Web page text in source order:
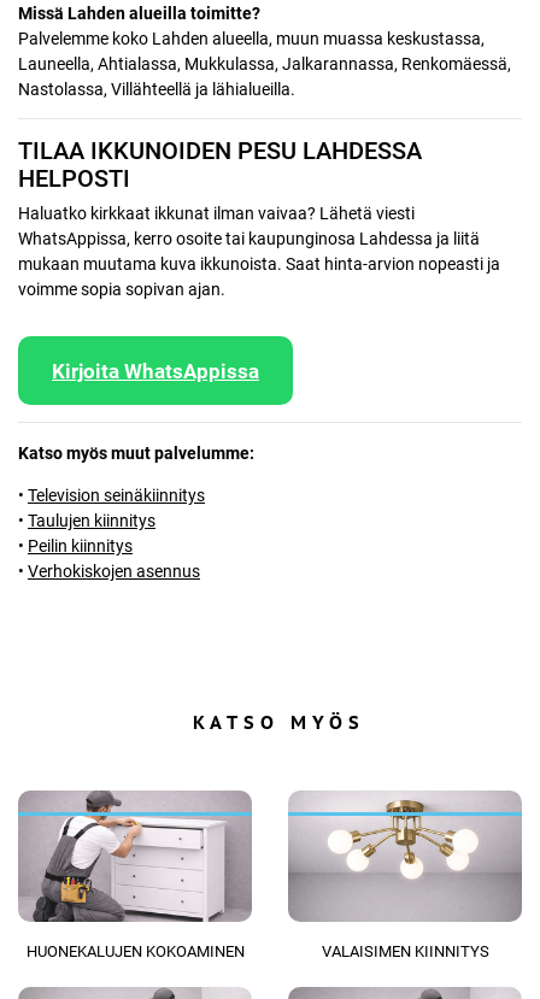
Missä Lahden alueilla toimitte?
Palvelemme koko Lahden alueella, muun muassa keskustassa,
Launeella, Ahtialassa, Mukkulassa, Jalkarannassa, Renkomäessä,
Nastolassa, Villähteellä ja lähialueilla.
TILAA IKKUNOIDEN PESU LAHDESSA
HELPOSTI
Haluatko kirkkaat ikkunat ilman vaivaa? Lähetä viesti
WhatsAppissa, kerro osoite tai kaupunginosa Lahdessa ja liitä
mukaan muutama kuva ikkunoista. Saat hinta-arvion nopeasti ja
voimme sopia sopivan ajan.
Kirjoita WhatsAppissa
Katso myös muut palvelumme:
• Television seinäkiinnitys
• Taulujen kiinnitys
• Peilin kiinnitys
• Verhokiskojen asennus
KATSO MYÖS
HUONEKALUJEN KOKOAMINEN VALAISIMEN KIINNITYS